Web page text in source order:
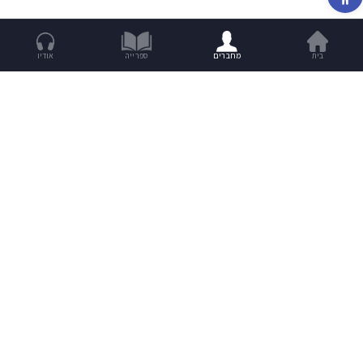
בית מחברים ספרייה אודיו